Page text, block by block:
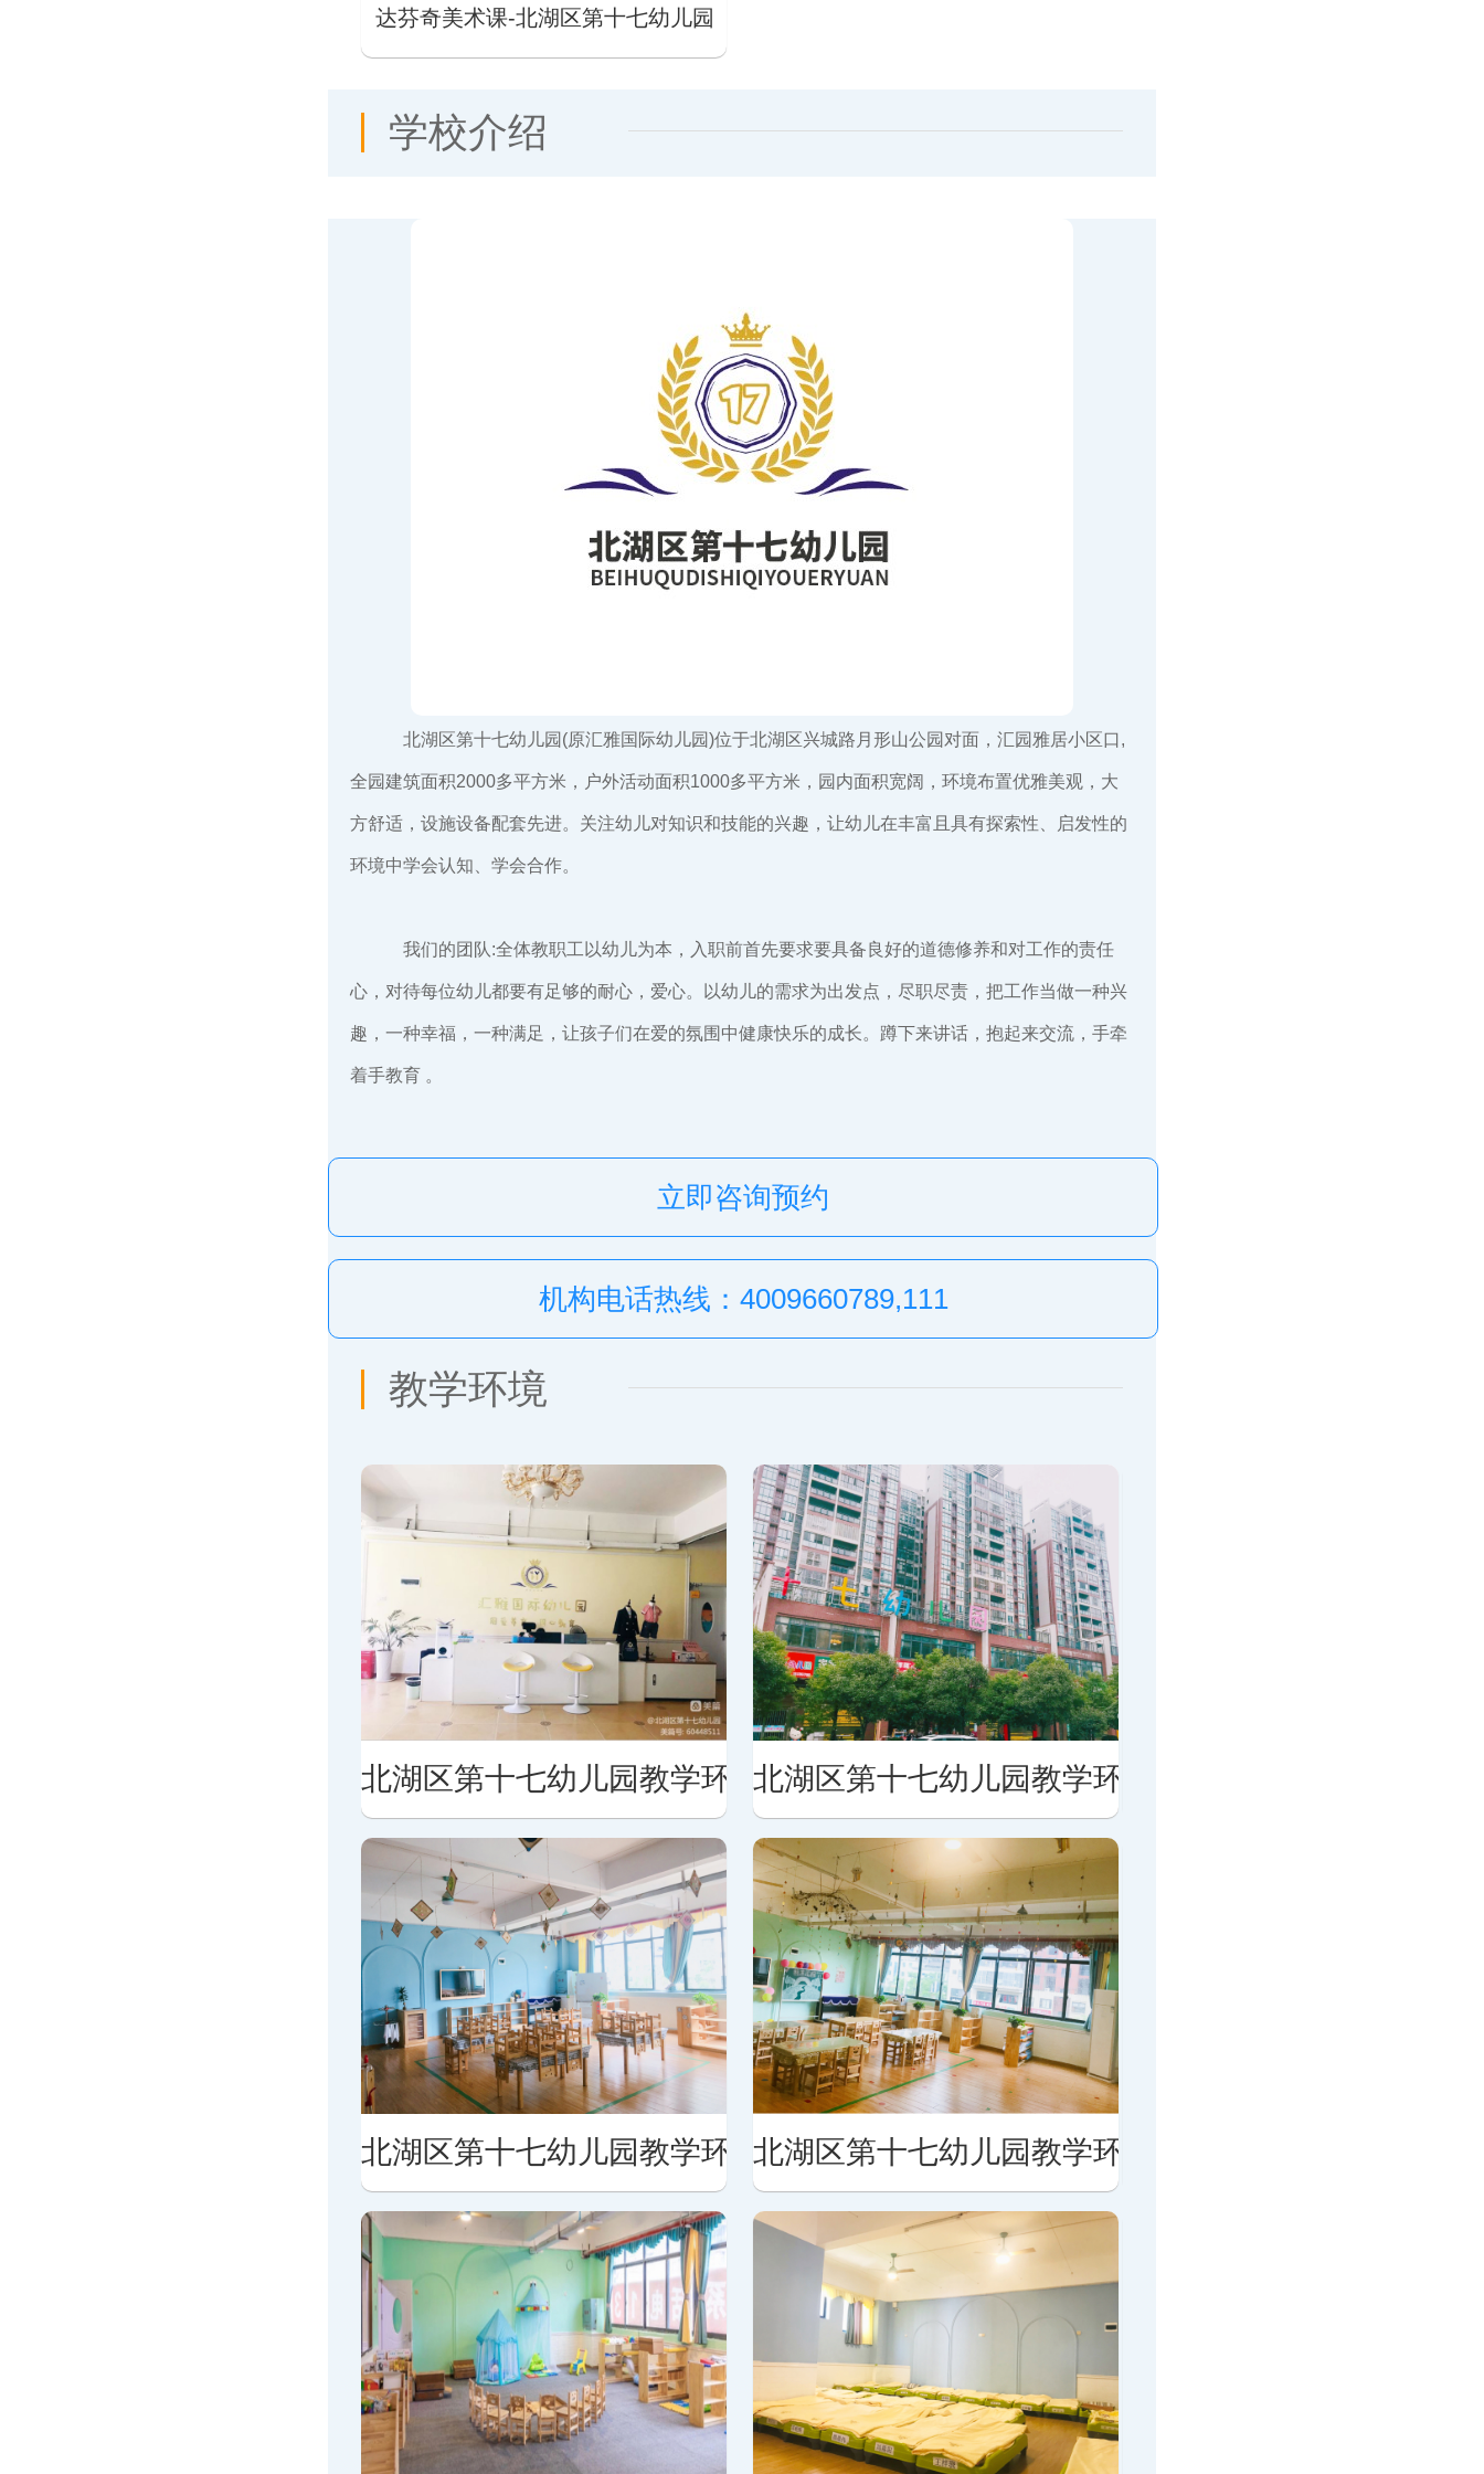
达芬奇美术课-北湖区第十七幼儿园
学校介绍
北湖区第十七幼儿园(原汇雅国际幼儿园)位于北湖区兴城路月形山公园对面，汇园雅居小区口,
全园建筑面积2000多平方米，户外活动面积1000多平方米，园内面积宽阔，环境布置优雅美观，大
方舒适，设施设备配套先进。关注幼儿对知识和技能的兴趣，让幼儿在丰富且具有探索性、启发性的
环境中学会认知、学会合作。
我们的团队:全体教职工以幼儿为本，入职前首先要求要具备良好的道德修养和对工作的责任
心，对待每位幼儿都要有足够的耐心，爱心。以幼儿的需求为出发点，尽职尽责，把工作当做一种兴
趣，一种幸福，一种满足，让孩子们在爱的氛围中健康快乐的成长。蹲下来讲话，抱起来交流，手牵
着手教育 。
立即咨询预约
机构电话热线：4009660789,111
教学环境
湖区第十七幼儿园教学环境
湖区第十七幼儿园教学环境
北湖区第十七幼儿园教学环境北湖区第十七幼儿园教学环境
北湖区第十七幼儿园教学环境北湖区第十七幼儿园教学环境